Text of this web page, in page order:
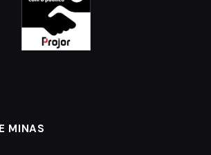
MINAS